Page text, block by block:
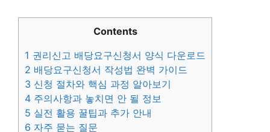
Contents
1 권리신고 배당요구신청서 양식 다운로드
2 배당요구신청서 작성법 완벽 가이드
3 신청 절차와 핵심 과정 알아보기
4 주의사항과 놓치면 안 될 정보
5 실전 활용 꿀팁과 추가 안내
6 자주 묻는 질문